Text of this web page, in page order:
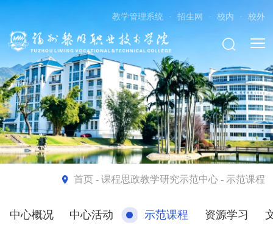
教学管理系统 · 招生网 · 校内 · 校外
首页- 课程思政教学研究示范中心 - 示范课程
中心概况 中心活动 示范课程 资源学习